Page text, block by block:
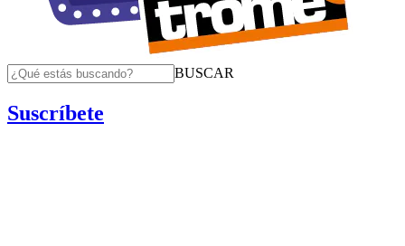
BUSCAR
Suscríbete